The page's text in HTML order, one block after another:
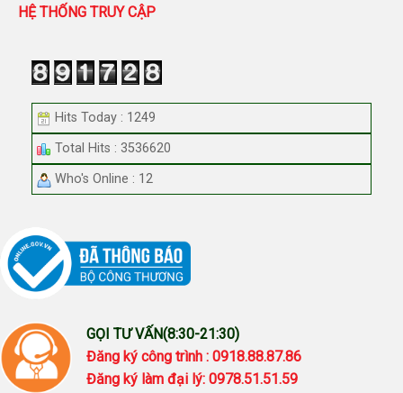
HỆ THỐNG TRUY CẬP
Hits Today : 1249
Total Hits : 3536620
Who's Online : 12
GỌI TƯ VẤN(8:30-21:30)
Đăng ký công trình : 0918.88.87.86
Đăng ký làm đại lý: 0978.51.51.59